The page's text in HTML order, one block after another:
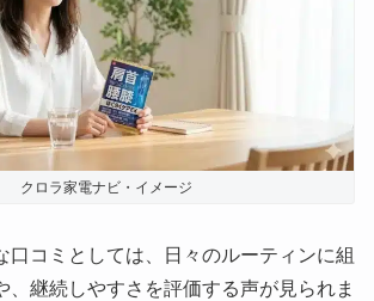
クロラ家電ナビ・イメージ
口コミとしては、日々のルーティンに組
、継続しやすさを評価する声が見られま